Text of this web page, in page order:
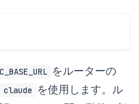
をルーターの
claude
を使用します。ル